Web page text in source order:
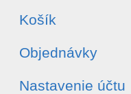
Košík
Objednávky
Nastavenie účtu